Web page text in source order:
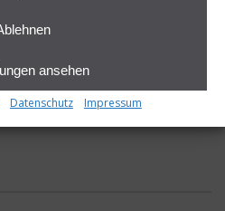
ansehen
Datenschutz Impressum